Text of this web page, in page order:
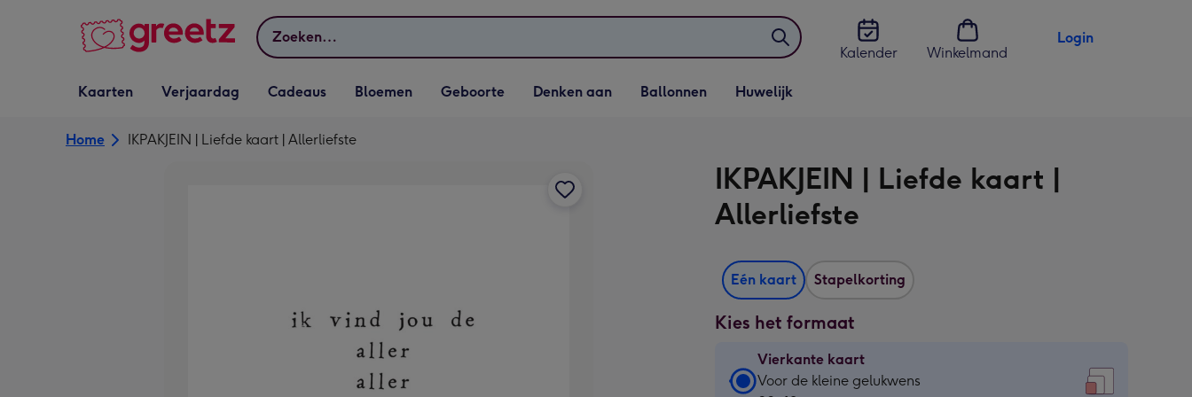
Zoeken
Kalender
Winkelmand
Login
Vervolgkeuzelijst
Kaarten openen
Kaarten
Vervolgkeuzelijst
Verjaardag openen
Verjaardag
Vervolgkeuzelijst
Cadeaus openen
Cadeaus
Vervolgkeuzelijst
Bloemen openen
Bloemen
Vervolgkeuzelijst
Geboorte openen
Geboorte
Vervolgkeuzelijst
Denken aan openen
Denken aan
Vervolgkeuzelijst
Ballonnen openen
Ballonnen
Vervolgkeuzelijst
Huwelijk openen
Huwelijk
Home IKPAKJEIN | Liefde kaart | Allerliefste
IKPAKJEIN | Liefde kaart |
Allerliefste
Eén kaart Stapelkorting
Kies het formaat
Vierkante kaart
Vierkante
Voor de kleine gelukwens